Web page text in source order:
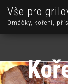
Vše pro
Omáčky, koření,